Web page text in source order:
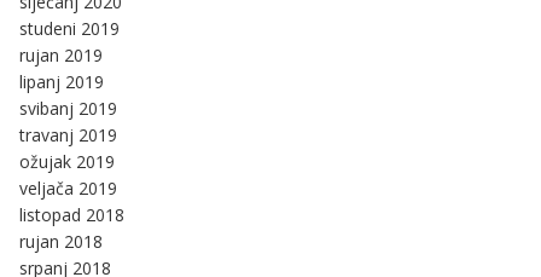
studeni 2019
rujan 2019
lipanj 2019
svibanj 2019
travanj 2019
ožujak 2019
veljača 2019
listopad 2018
rujan 2018
srpanj 2018